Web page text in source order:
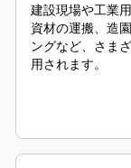
建設現場や工業
資材の運搬、造
ングなど、さま
用されます。